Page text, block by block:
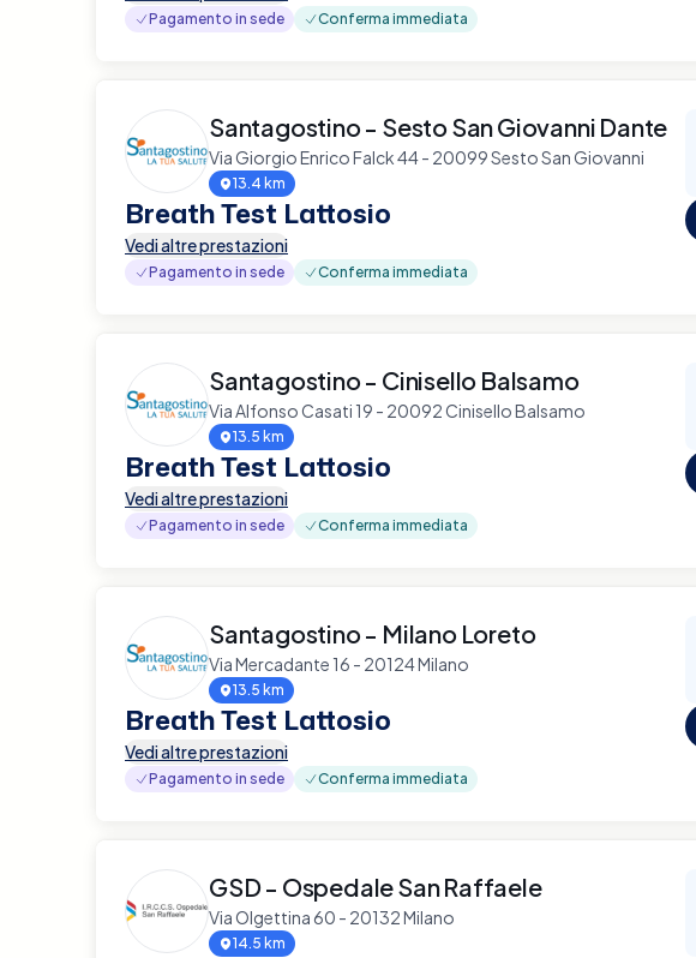
Pagamento in sede Conferma immediata
Santagostino - Sesto San Giovanni Dante
Via Giorgio Enrico Falck 44 - 20099 Sesto San Giovanni
13.4 km
Breath Test Lattosio
Vedi altre prestazioni
Pagamento in sede Conferma immediata
Santagostino - Cinisello Balsamo
Via Alfonso Casati 19 - 20092 Cinisello Balsamo
13.5 km
Breath Test Lattosio
Vedi altre prestazioni
Pagamento in sede Conferma immediata
Santagostino - Milano Loreto
Via Mercadante 16 - 20124 Milano
13.5 km
Breath Test Lattosio
Vedi altre prestazioni
Pagamento in sede Conferma immediata
GSD - Ospedale San Raffaele
Via Olgettina 60 - 20132 Milano
14.5 km